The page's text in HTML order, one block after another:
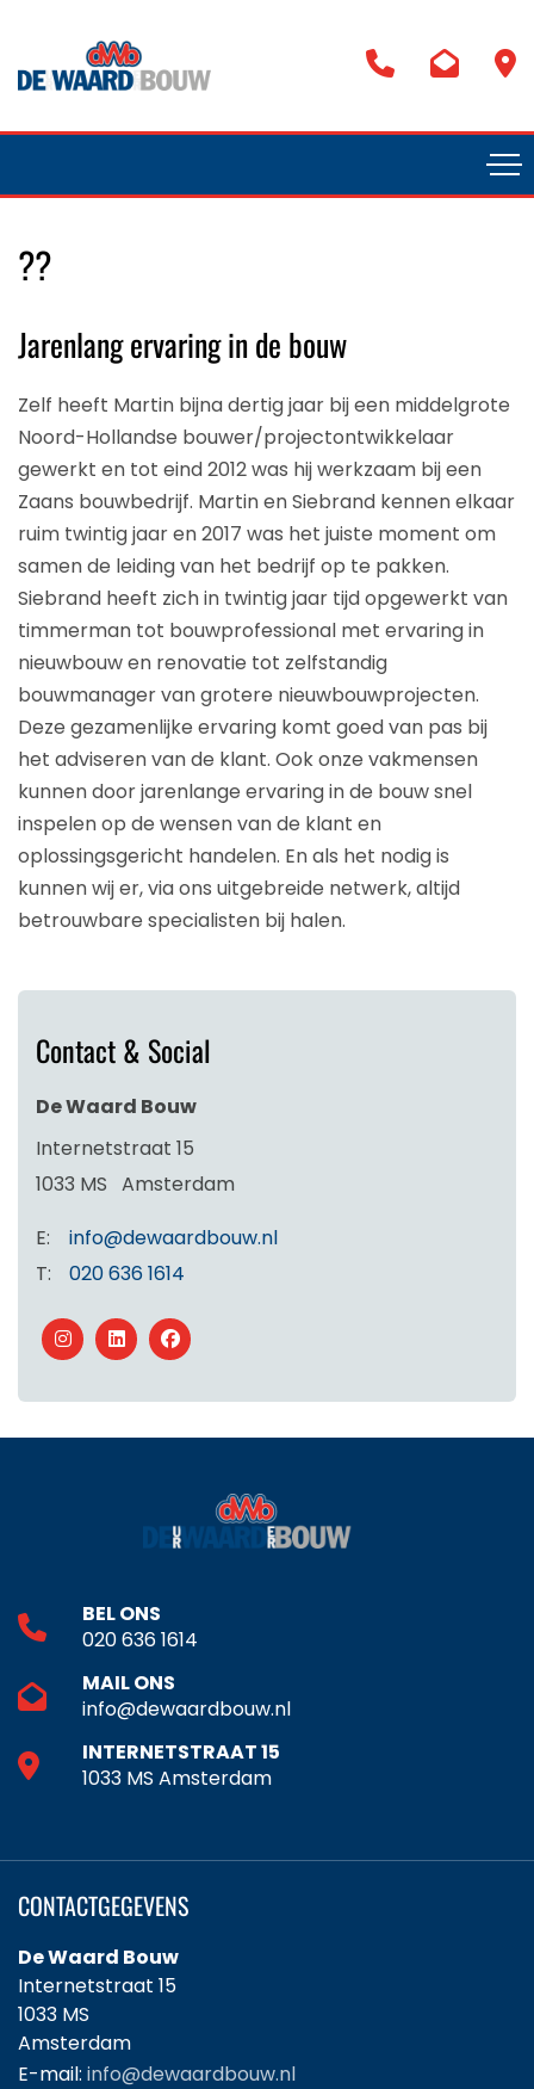
??
Jarenlang ervaring in de bouw
Zelf heeft Martin bijna dertig jaar bij een middelgrote
Noord-Hollandse bouwer/projectontwikkelaar
gewerkt en tot eind 2012 was hij werkzaam bij een
Zaans bouwbedrijf. Martin en Siebrand kennen elkaar
ruim twintig jaar en 2017 was het juiste moment om
samen de leiding van het bedrijf op te pakken.
Siebrand heeft zich in twintig jaar tijd opgewerkt van
timmerman tot bouwprofessional met ervaring in
nieuwbouw en renovatie tot zelfstandig
bouwmanager van grotere nieuwbouwprojecten.
Deze gezamenlijke ervaring komt goed van pas bij
het adviseren van de klant. Ook onze vakmensen
kunnen door jarenlange ervaring in de bouw snel
inspelen op de wensen van de klant en
oplossingsgericht handelen. En als het nodig is
kunnen wij er, via ons uitgebreide netwerk, altijd
betrouwbare specialisten bij halen.
Contact & Social
De Waard Bouw
Internetstraat 15
1033 MS Amsterdam
E:
info@dewaardbouw.nl
T:
020 636 1614
BEL ONS
020 636 1614
MAIL ONS
info@dewaardbouw.nl
INTERNETSTRAAT 15
1033 MS Amsterdam
CONTACTGEGEVENS
De Waard Bouw
Internetstraat 15
1033 MS
Amsterdam
E-mail: info@dewaardbouw.nl